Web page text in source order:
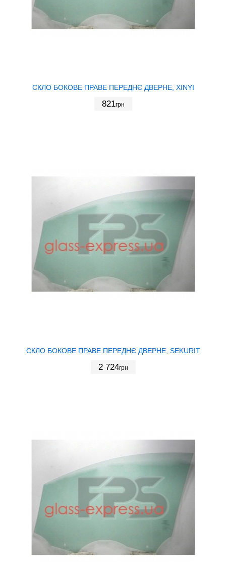
СКЛО БОКОВЕ ПРАВЕ ПЕРЕДНЄ ДВЕРНЕ, XINYI
821грн
СКЛО БОКОВЕ ПРАВЕ ПЕРЕДНЄ ДВЕРНЕ, SEKURIT
2 724грн